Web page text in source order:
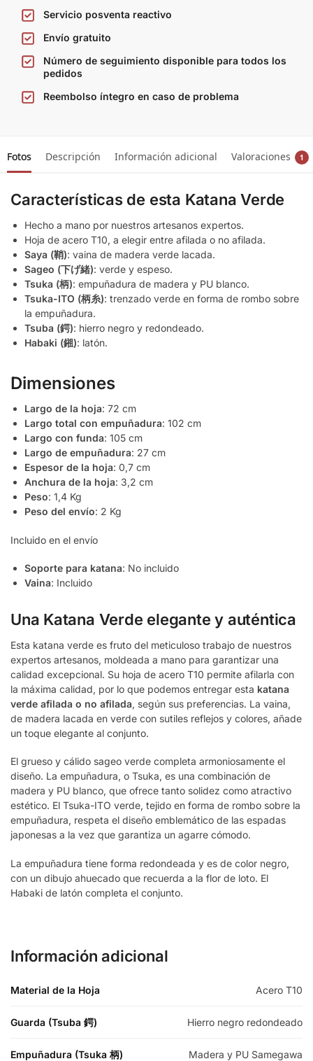
Servicio posventa reactivo
Envío gratuito
Número de seguimiento disponible para todos los
pedidos
Reembolso íntegro en caso de problema
Fotos Descripción Información adicional Valoraciones 1
Características de esta Katana Verde
Hecho a mano por nuestros artesanos expertos.
Hoja de acero T10, a elegir entre afilada o no afilada.
Saya (鞘): vaina de madera verde lacada.
Sageo (下げ緒): verde y espeso.
Tsuka (柄): empuñadura de madera y PU blanco.
Tsuka-ITO (柄糸): trenzado verde en forma de rombo sobre
la empuñadura.
Tsuba (鍔): hierro negro y redondeado.
Habaki (鎺): latón.
Dimensiones
Largo de la hoja: 72 cm
Largo total con empuñadura: 102 cm
Largo con funda: 105 cm
Largo de empuñadura: 27 cm
Espesor de la hoja: 0,7 cm
Anchura de la hoja: 3,2 cm
Peso: 1,4 Kg
Peso del envío: 2 Kg
Incluido en el envío
Soporte para katana: No incluido
Vaina: Incluido
Una Katana Verde elegante y auténtica
Esta katana verde es fruto del meticuloso trabajo de nuestros
expertos artesanos, moldeada a mano para garantizar una
calidad excepcional. Su hoja de acero T10 permite afilarla con
la máxima calidad, por lo que podemos entregar esta katana
verde afilada o no afilada, según sus preferencias. La vaina,
de madera lacada en verde con sutiles reflejos y colores, añade
un toque elegante al conjunto.
El grueso y cálido sageo verde completa armoniosamente el
diseño. La empuñadura, o Tsuka, es una combinación de
madera y PU blanco, que ofrece tanto solidez como atractivo
estético. El Tsuka-ITO verde, tejido en forma de rombo sobre la
empuñadura, respeta el diseño emblemático de las espadas
japonesas a la vez que garantiza un agarre cómodo.
La empuñadura tiene forma redondeada y es de color negro,
con un dibujo ahuecado que recuerda a la flor de loto. El
Habaki de latón completa el conjunto.
Información adicional
Material de la Hoja Acero T10
Guarda (Tsuba 鍔) Hierro negro redondeado
Empuñadura (Tsuka 柄) Madera y PU Samegawa